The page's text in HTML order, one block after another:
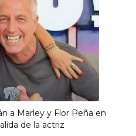
a Marley y Flor Peña en
de la actriz